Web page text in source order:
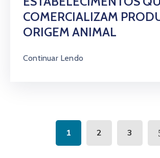
COMERCIALIZAM
ORIGEM ANIMAL
Continuar Lendo
1 2 3